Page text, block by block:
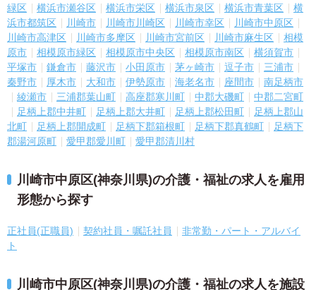
緑区
横浜市瀬谷区 横浜市栄区 横浜市泉区 横浜市青葉区
横
浜市都筑区
川崎市 川崎市川崎区 川崎市幸区
川崎市中原区
川崎市高津区
川崎市多摩区 川崎市宮前区 川崎市麻生区
相模
原市
相模原市緑区 相模原市中央区 相模原市南区
横須賀市
平塚市
鎌倉市 藤沢市 小田原市 茅ヶ崎市 逗子市
三浦市
秦野市
厚木市 大和市 伊勢原市 海老名市 座間市
南足柄市
綾瀬市
三浦郡葉山町 高座郡寒川町 中郡大磯町
中郡二宮町
足柄上郡中井町
足柄上郡大井町 足柄上郡松田町
足柄上郡山
北町
足柄上郡開成町 足柄下郡箱根町 足柄下郡真鶴町
足柄下
郡湯河原町
愛甲郡愛川町 愛甲郡清川村
川崎市中原区(神奈川県)の介護・福祉の求人を雇用
形態から探す
正社員(正職員) 契約社員・嘱託社員
非常勤・パート・アルバイ
ト
川崎市中原区(神奈川県)の介護・福祉の求人を施設